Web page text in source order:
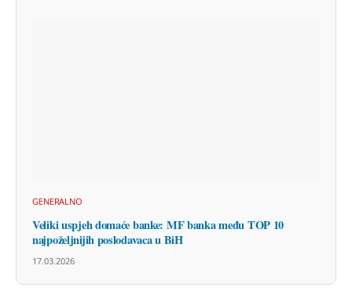
GENERALNO
Veliki uspjeh domaće banke: MF banka među TOP 10
najpoželjnijih poslodavaca u BiH
17.03.2026